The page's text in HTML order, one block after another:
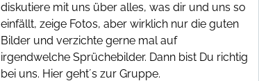
diskutiere mit uns über alles, was dir und uns so
einfällt, zeige Fotos, aber wirklich nur die guten
Bilder und verzichte gerne mal auf
irgendwelche Sprüchebilder. Dann bist Du richtig
bei uns. Hier geht´s zur Gruppe.